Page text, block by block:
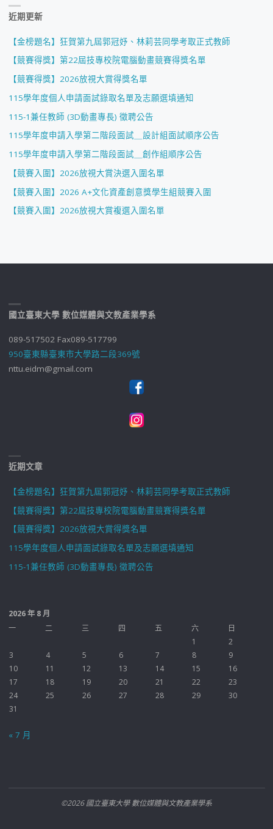
近期更新
【金榜題名】狂賀第九屆郭冠妤、林莉芸同學考取正式教師
【競賽得獎】第22屆技專校院電腦動畫競賽得獎名單
【競賽得獎】2026放視大賞得獎名單
115學年度個人申請面試錄取名單及志願選填通知
115-1兼任教師 (3D動畫專長) 徵聘公告
115學年度申請入學第二階段面試＿設計組面試順序公告
115學年度申請入學第二階段面試＿創作組順序公告
【競賽入圍】2026放視大賞決選入圍名單
【競賽入圍】2026 A+文化資產創意獎學生組競賽入圍
【競賽入圍】2026放視大賞複選入圍名單
國立臺東大學 數位媒體與文教產業學系
089-517502 Fax089-517799
950臺東縣臺東市大學路二段369號
nttu.eidm@gmail.com
近期文章
【金榜題名】狂賀第九屆郭冠妤、林莉芸同學考取正式教師
【競賽得獎】第22屆技專校院電腦動畫競賽得獎名單
【競賽得獎】2026放視大賞得獎名單
115學年度個人申請面試錄取名單及志願選填通知
115-1兼任教師 (3D動畫專長) 徵聘公告
2026 年 8 月
一
二 三 四 五 六
日
1
2
3
4 5 6 7 8
9
10
11 12 13 14 15
16
17
18 19 20 21 22
23
24
25 26 27 28 29
30
31
« 7 月
©2026 國立臺東大學 數位媒體與文教產業學系